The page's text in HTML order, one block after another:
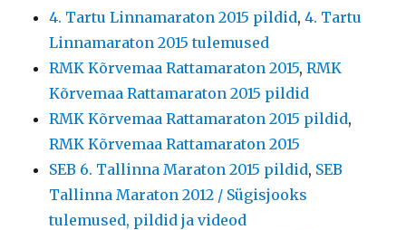
4. Tartu Linnamaraton 2015 pildid,4. Tartu
Linnamaraton 2015 tulemused
RMK Kõrvemaa Rattamaraton 2015,RMK
Kõrvemaa Rattamaraton 2015 pildid
RMK Kõrvemaa Rattamaraton 2015 pildid,
RMK Kõrvemaa Rattamaraton 2015
SEB 6. Tallinna Maraton 2015 pildid, SEB
Tallinna Maraton 2012 / Sügisjooks
tulemused, pildid ja videod